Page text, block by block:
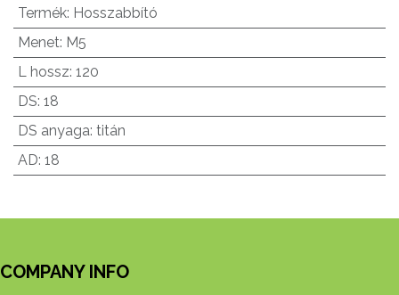
Termék: Hosszabbító
Menet: M5
L hossz: 120
DS: 18
DS anyaga: titán
AD: 18
COMPANY INFO